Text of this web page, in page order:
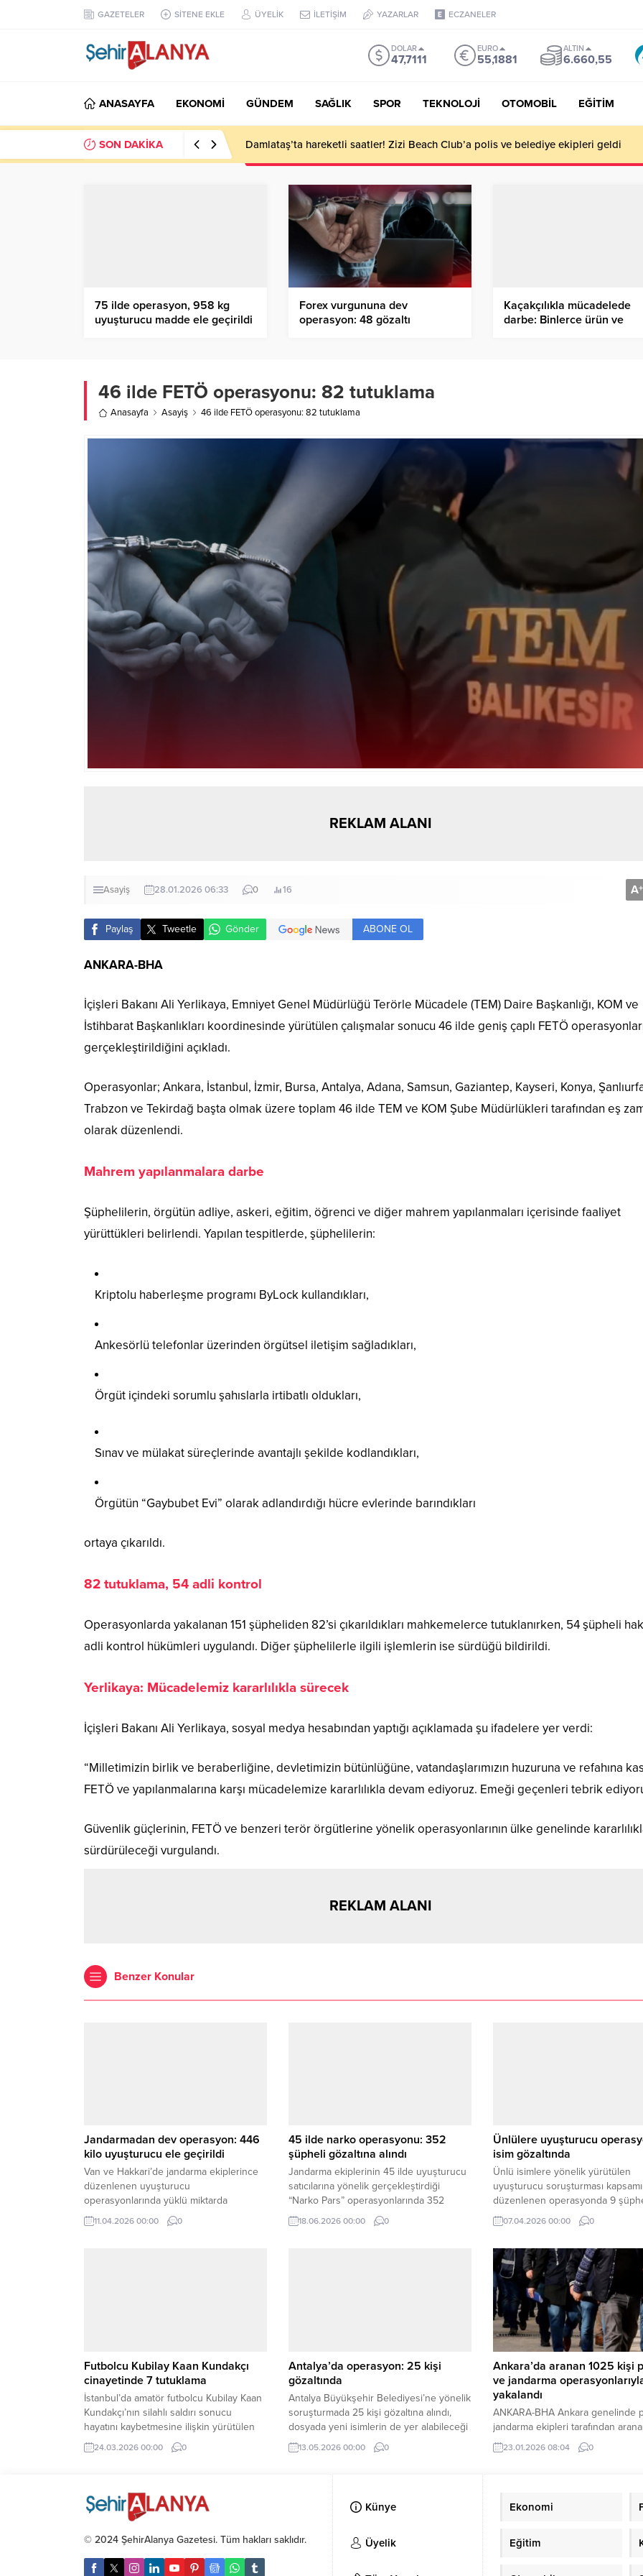
GAZETELER SİTENE EKLE ÜYELİK İLETİŞİM YAZARLAR ECZANELER
DOLAR
47,7111
EURO
55,1881
ALTIN
6.660,55
ANASAYFA EKONOMİ GÜNDEM SAĞLIK SPOR TEKNOLOJİ OTOMOBİL EĞİTİM
SON DAKİKA Damlataş’ta hareketli saatler! Zizi Beach Club’a polis ve belediye ekipleri geldi
75 ilde operasyon, 958 kg
uyuşturucu madde ele geçirildi
Forex vurgununa dev
operasyon: 48 gözaltı
Kaçakçılıkla mücadelede
darbe: Binlerce ürün ve
46 ilde FETÖ operasyonu: 82 tutuklama
Anasayfa Asayiş 46 ilde FETÖ operasyonu: 82 tutuklama
REKLAM ALANI
Asayiş 28.01.2026 06:33 0 16 A+
Paylaş Tweetle Gönder ABONE OL
ANKARA-BHA
İçişleri Bakanı Ali Yerlikaya, Emniyet Genel Müdürlüğü Terörle Mücadele (TEM) Daire Başkanlığı, KOM ve
İstihbarat Başkanlıkları koordinesinde yürütülen çalışmalar sonucu 46 ilde geniş çaplı FETÖ
gerçekleştirildiğini açıkladı.
Operasyonlar; Ankara, İstanbul, İzmir, Bursa, Antalya, Adana, Samsun, Gaziantep, Kayseri, Konya,
Trabzon ve Tekirdağ başta olmak üzere toplam 46 ilde TEM ve KOM Şube Müdürlükleri tarafından eş
olarak düzenlendi.
Mahrem yapılanmalara darbe
Şüphelilerin, örgütün adliye, askeri, eğitim, öğrenci ve diğer mahrem yapılanmaları içerisinde faaliyet
yürüttükleri belirlendi. Yapılan tespitlerde, şüphelilerin:
Kriptolu haberleşme programı ByLock kullandıkları,
Ankesörlü telefonlar üzerinden örgütsel iletişim sağladıkları,
Örgüt içindeki sorumlu şahıslarla irtibatlı oldukları,
Sınav ve mülakat süreçlerinde avantajlı şekilde kodlandıkları,
Örgütün “Gaybubet Evi” olarak adlandırdığı hücre evlerinde barındıkları
ortaya çıkarıldı.
82 tutuklama, 54 adli kontrol
Operasyonlarda yakalanan 151 şüpheliden 82’si çıkarıldıkları mahkemelerce tutuklanırken, 54 şüpheli
adli kontrol hükümleri uygulandı. Diğer şüphelilerle ilgili işlemlerin ise sürdüğü bildirildi.
Yerlikaya: Mücadelemiz kararlılıkla sürecek
İçişleri Bakanı Ali Yerlikaya, sosyal medya hesabından yaptığı açıklamada şu ifadelere yer verdi:
“Milletimizin birlik ve beraberliğine, devletimizin bütünlüğüne, vatandaşlarımızın huzuruna ve refahına
FETÖ ve yapılanmalarına karşı mücadelemize kararlılıkla devam ediyoruz. Emeği geçenleri tebrik
Güvenlik güçlerinin, FETÖ ve benzeri terör örgütlerine yönelik operasyonlarının ülke genelinde
sürdürüleceği vurgulandı.
REKLAM ALANI
Benzer Konular
Jandarmadan dev operasyon: 446
kilo uyuşturucu ele geçirildi
Van ve Hakkari’de jandarma ekiplerince
düzenlenen uyuşturucu
operasyonlarında yüklü miktarda
uyuşturucu madde ele geçirilirken, 8
şüpheli gözaltına alındı.
11.04.2026 00:00 0
45 ilde narko operasyonu: 352
şüpheli gözaltına alındı
Jandarma ekiplerinin 45 ilde uyuşturucu
satıcılarına yönelik gerçekleştirdiği
“Narko Pars” operasyonlarında 352
şüpheli yakalandı.
18.06.2026 00:00 0
Ünlülere uyuşturucu
isim gözaltında
Ünlü isimlere yönelik yürütülen
uyuşturucu soruşturması
düzenlenen operasyonda 9
gözaltına alındı.
07.04.2026 00:00 0
Futbolcu Kubilay Kaan Kundakçı
cinayetinde 7 tutuklama
İstanbul’da amatör futbolcu Kubilay Kaan
Kundakçı’nın silahlı saldırı sonucu
hayatını kaybetmesine ilişkin yürütülen
soruşturmada 7 şüpheli tutuklandı.
24.03.2026 00:00 0
Antalya’da operasyon: 25 kişi
gözaltında
Antalya Büyükşehir Belediyesi’ne yönelik
soruşturmada 25 kişi gözaltına alındı,
dosyada yeni isimlerin de yer alabileceği
belirtiliyor.
13.05.2026 00:00 0
Ankara’da aranan 1025 kişi
ve jandarma
yakalandı
ANKARA-BHA Ankara genelinde
jandarma ekipleri tarafından
şahıslara yönelik geniş kapsamlı
operasyonlar gerçekleştirildi.
açıklamasına göre, 16-22 Ocak
birimlerince aranan şüphelilerin
23.01.2026 08:04 0
© 2024 ŞehirAlanya Gazetesi. Tüm hakları saklıdır.
Künye
Üyelik
Ekonomi
Eğitim